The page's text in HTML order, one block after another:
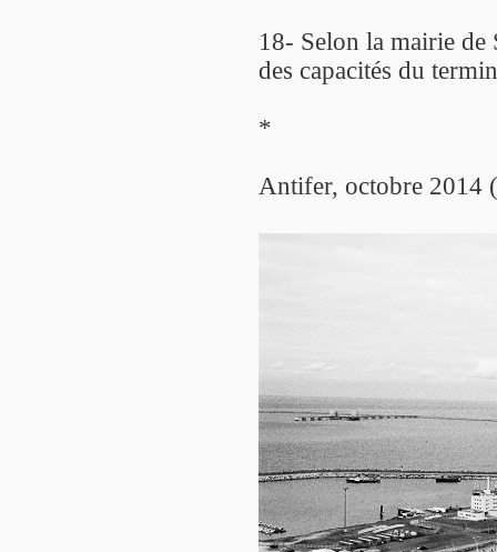
18- Selon la mairie
des capacités du
*
Antifer, octobre 2014